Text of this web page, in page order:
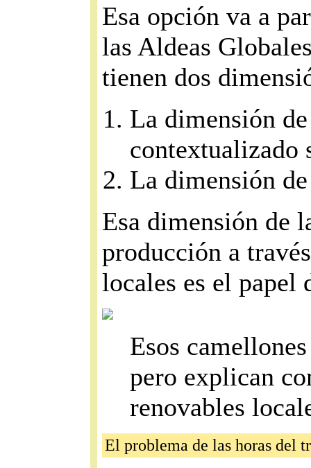
Esa opción va a
las Aldeas
tienen dos
La dimensión
contextualizado
La dimensión
Esa dimensión de
producción a
locales es el papel
Esos
pero explican
renovables
El problema de las horas del